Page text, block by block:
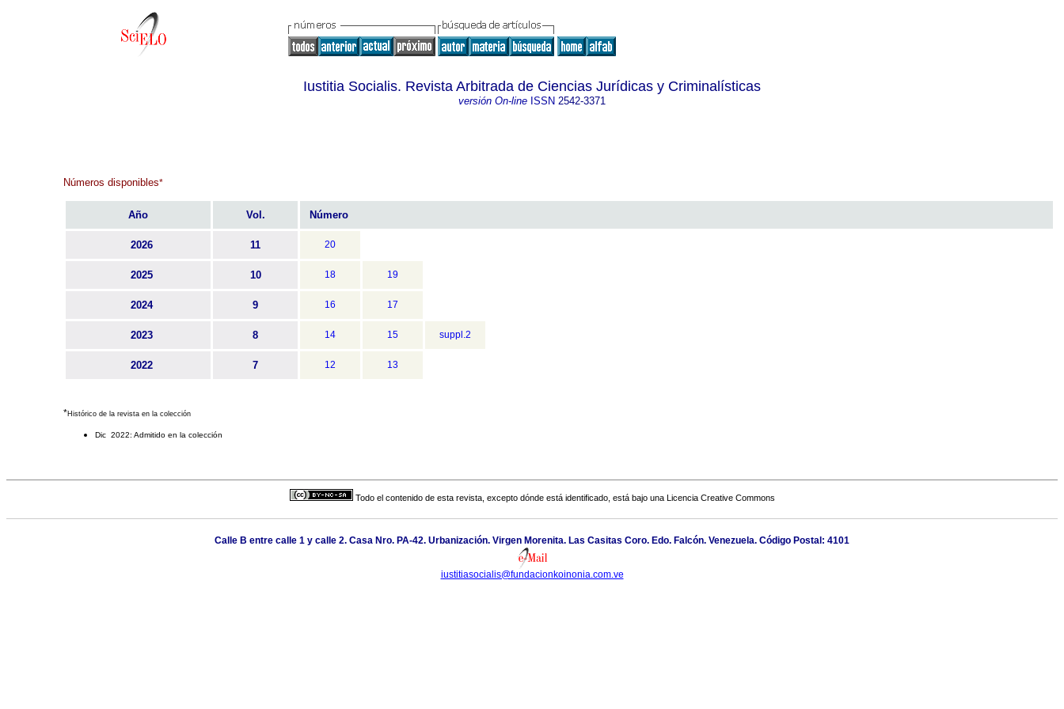
Iustitia Socialis. Revista Arbitrada de Ciencias Jurídicas y Criminalísticas
versión On-line ISSN 2542-3371
Números disponibles*
Año Vol. Número
2026 11 20
2025 10 18 19
2024 9 16 17
2023 8 14 15 suppl.2
2022 7 12 13
*Histórico de la revista en la colección
Dic 2022: Admitido en la colección
Todo el contenido de esta revista, excepto dónde está identificado, está bajo una Licencia Creative Commons
Calle B entre calle 1 y calle 2. Casa Nro. PA-42. Urbanización. Virgen Morenita. Las Casitas Coro. Edo. Falcón. Venezuela. Código Postal: 4101
iustitiasocialis@fundacionkoinonia.com.ve